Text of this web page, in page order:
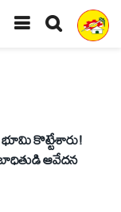
కొట్టేశారు!
ఆవేదన